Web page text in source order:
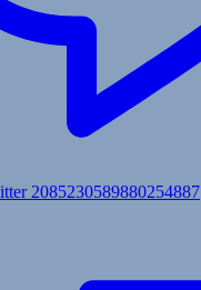
2085230589880254887